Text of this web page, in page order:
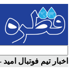
تیم فوتبال امید